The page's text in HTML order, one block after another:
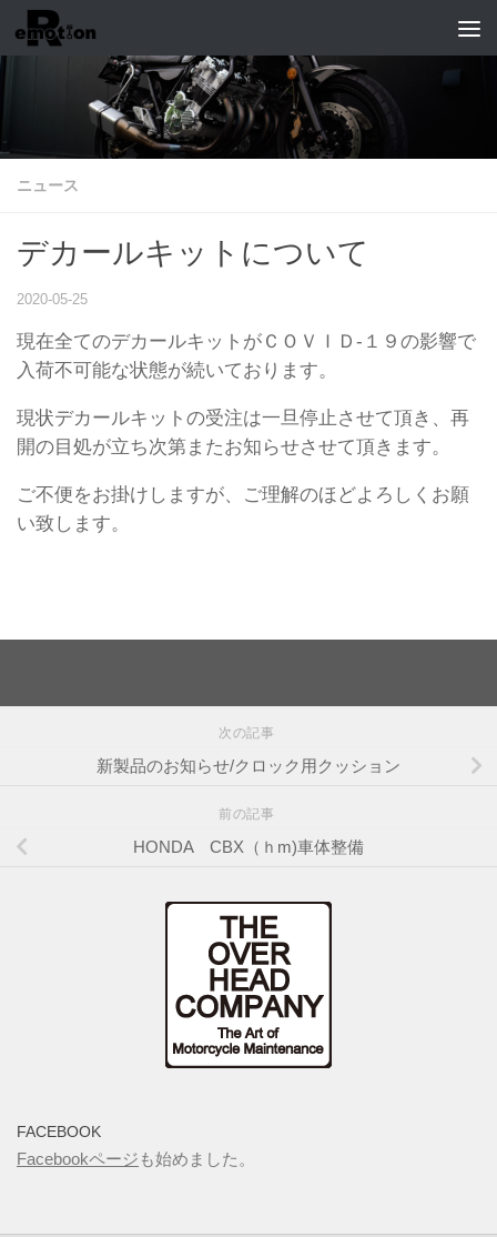
コンテンツへスキップ
ニュース
デカールキットについて
2020-05-25
現在全てのデカールキットがＣＯＶＩＤ-１９の影響で
入荷不可能な状態が続いております。
現状デカールキットの受注は一旦停止させて頂き、再
開の目処が立ち次第またお知らせさせて頂きます。
ご不便をお掛けしますが、ご理解のほどよろしくお願
い致します。
次の記事
新製品のお知らせ/クロック用クッション
前の記事
HONDA CBX（ｈm)車体整備
FACEBOOK
Facebookページ も始めました。